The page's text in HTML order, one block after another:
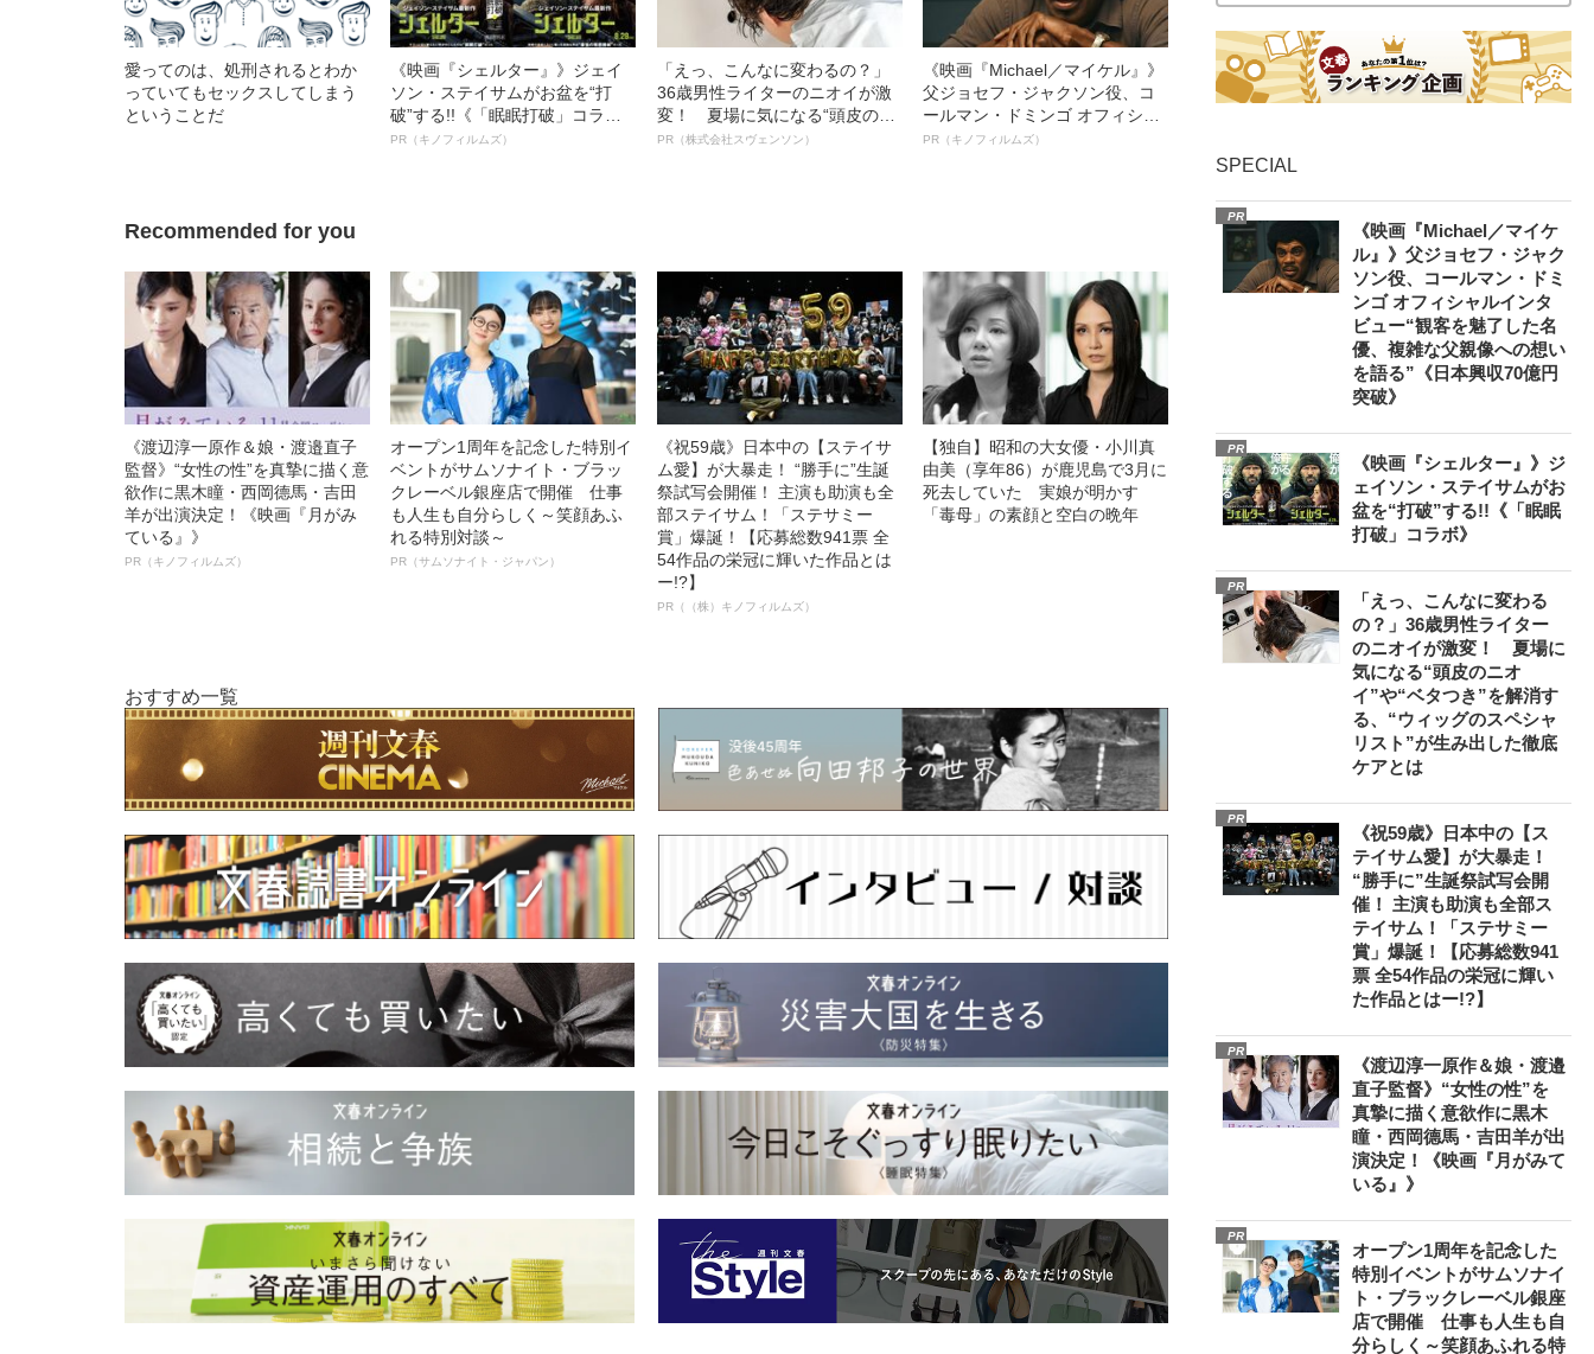
愛ってのは、処刑されるとわか
っていてもセックスしてしまう
ということだ
《映画『シェルター』》ジェイ
ソン・ステイサムがお盆を“打
破”する!!《「眠眠打破」コラ
ボ》
PR（キノフィルムズ）
「えっ、こんなに変わるの？」
36歳男性ライターのニオイが激
変！ 夏場に気になる“頭皮のニ
オイ”や“ベタつき”を解消す
PR（株式会社スヴェンソン）
《映画『Michael／マイケル』》
父ジョセフ・ジャクソン役、コ
ールマン・ドミンゴ オフィシャ
ルインタビュー“観客を魅了した
PR（キノフィルムズ）
Recommended for you
《渡辺淳一原作＆娘・渡邉直子
監督》“女性の性”を真摯に描く意
欲作に黒木瞳・西岡德馬・吉田
羊が出演決定！《映画『月がみ
ている』》
PR（キノフィルムズ）
オープン1周年を記念した特別イ
ベントがサムソナイト・ブラッ
クレーベル銀座店で開催 仕事
も人生も自分らしく～笑顔あふ
れる特別対談～
PR（サムソナイト・ジャパン）
《祝59歳》日本中の【ステイサ
ム愛】が大暴走！ “勝手に”生誕
祭試写会開催！ 主演も助演も全
部ステイサム！「ステサミー
賞」爆誕！【応募総数941票 全
54作品の栄冠に輝いた作品とは
ー!?】
PR（（株）キノフィルムズ）
【独自】昭和の大女優・小川真
由美（享年86）が鹿児島で3月に
死去していた 実娘が明かす
「毒母」の素顔と空白の晩年
おすすめ一覧
SPECIAL
PR
《映画『Michael／マイケ
ル』》父ジョセフ・ジャク
ソン役、コールマン・ドミ
ンゴ オフィシャルインタ
ビュー“観客を魅了した名
優、複雑な父親像への想い
を語る”《日本興収70億円
突破》
PR
《映画『シェルター』》ジ
ェイソン・ステイサムがお
盆を“打破”する!!《「眠眠
打破」コラボ》
PR
「えっ、こんなに変わる
の？」36歳男性ライター
のニオイが激変！ 夏場に
気になる“頭皮のニオ
イ”や“ベタつき”を解消す
る、“ウィッグのスペシャ
リスト”が生み出した徹底
ケアとは
PR
《祝59歳》日本中の【ス
テイサム愛】が大暴走！
“勝手に”生誕祭試写会開
催！ 主演も助演も全部ス
テイサム！「ステサミー
賞」爆誕！【応募総数941
票 全54作品の栄冠に輝い
た作品とはー!?】
PR
《渡辺淳一原作＆娘・渡邉
直子監督》“女性の性”を
真摯に描く意欲作に黒木
瞳・西岡德馬・吉田羊が出
演決定！《映画『月がみて
いる』》
PR
オープン1周年を記念した
特別イベントがサムソナイ
ト・ブラックレーベル銀座
店で開催 仕事も人生も自
分らしく～笑顔あふれる特